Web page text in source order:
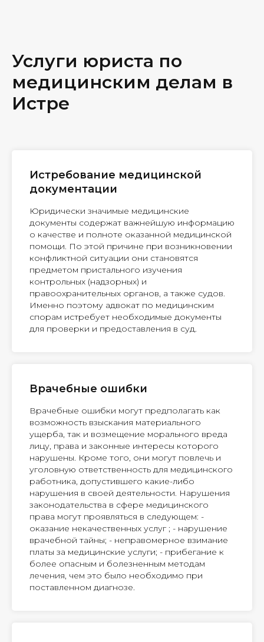
Услуги юриста по
медицинским делам в
Истре
Истребование медицинской
документации
Юридически значимые медицинские
документы содержат важнейшую информацию
о качестве и полноте оказанной медицинской
помощи. По этой причине при возникновении
конфликтной ситуации они становятся
предметом пристального изучения
контрольных (надзорных) и
правоохранительных органов, а также судов.
Именно поэтому адвокат по медицинским
спорам истребует необходимые документы
для проверки и предоставления в суд.
Врачебные ошибки
Врачебные ошибки могут предполагать как
возможность взыскания материального
ущерба, так и возмещение морального вреда
лицу, права и законные интересы которого
нарушены. Кроме того, они могут повлечь и
уголовную ответственность для медицинского
работника, допустившего какие-либо
нарушения в своей деятельности. Нарушения
законодательства в сфере медицинского
права могут проявляться в следующем: -
оказание некачественных услуг ; - нарушение
врачебной тайны; - неправомерное взимание
платы за медицинские услуги; - прибегание к
более опасным и болезненным методам
лечения, чем это было необходимо при
поставленном диагнозе.